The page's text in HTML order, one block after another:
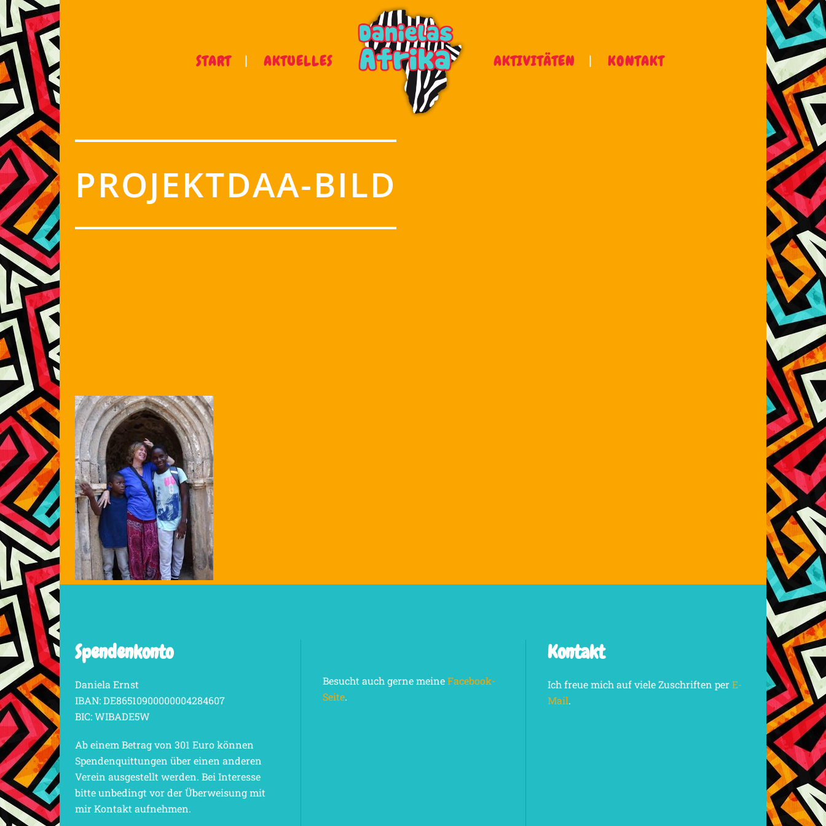
START AKTUELLES AKTIVITÄTEN KONTAKT
PROJEKTDAA-BILD
Spendenkonto
Daniela Ernst
IBAN: DE86510900000004284607
BIC: WIBADE5W
Ab einem Betrag von 301 Euro können
Spendenquittungen über einen anderen
Verein ausgestellt werden. Bei Interesse
bitte unbedingt vor der Überweisung mit
mir Kontakt aufnehmen.
Besucht auch gerne meineFacebook-
Seite.
Kontakt
Ich freue mich auf viele Zuschriften perE-
Mail.